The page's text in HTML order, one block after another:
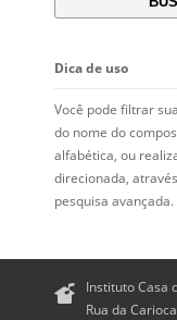
Dica de uso
Você pode filtrar
do nome do
alfabética, ou
direcionada,
pesquisa avançada.
Instituto Casa
Rua da